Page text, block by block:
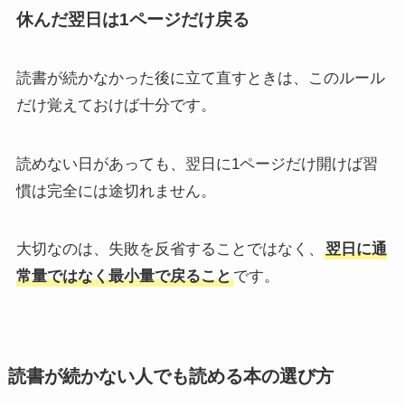
休んだ翌日は1ページだけ戻る
読書が続かなかった後に立て直すときは、このルール
だけ覚えておけば十分です。
読めない日があっても、翌日に1ページだけ開けば習
慣は完全には途切れません。
大切なのは、失敗を反省することではなく、
翌日に通
常量ではなく最小量で戻ることです。
読書が続かない人でも読める本の選び方